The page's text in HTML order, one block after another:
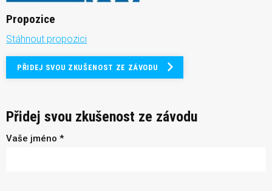
Propozice
Stáhnout propozici
PŘIDEJ SVOU ZKUŠENOST ZE ZÁVODU
Přidej svou zkušenost ze závodu
Vaše jméno *